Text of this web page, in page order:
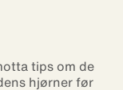
tips om de
hjørner før